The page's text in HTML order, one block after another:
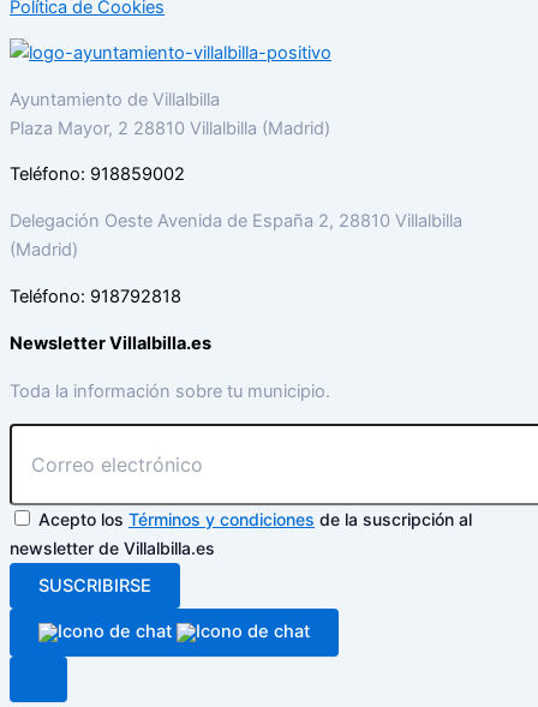
Política de Cookies
Ayuntamiento de Villalbilla
Plaza Mayor, 2 28810 Villalbilla (Madrid)
Teléfono: 918859002
Delegación Oeste Avenida de España 2, 28810 Villalbilla
(Madrid)
Teléfono: 918792818
Newsletter Villalbilla.es
Toda la información sobre tu municipio.
Acepto los Términos y condiciones de la suscripción al
newsletter de Villalbilla.es
SUSCRIBIRSE